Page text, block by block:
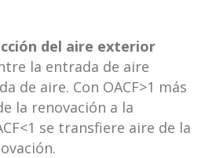
del aire exterior
la entrada de aire
de aire. Con OACF>1 más
la renovación a la
se transfiere aire de la